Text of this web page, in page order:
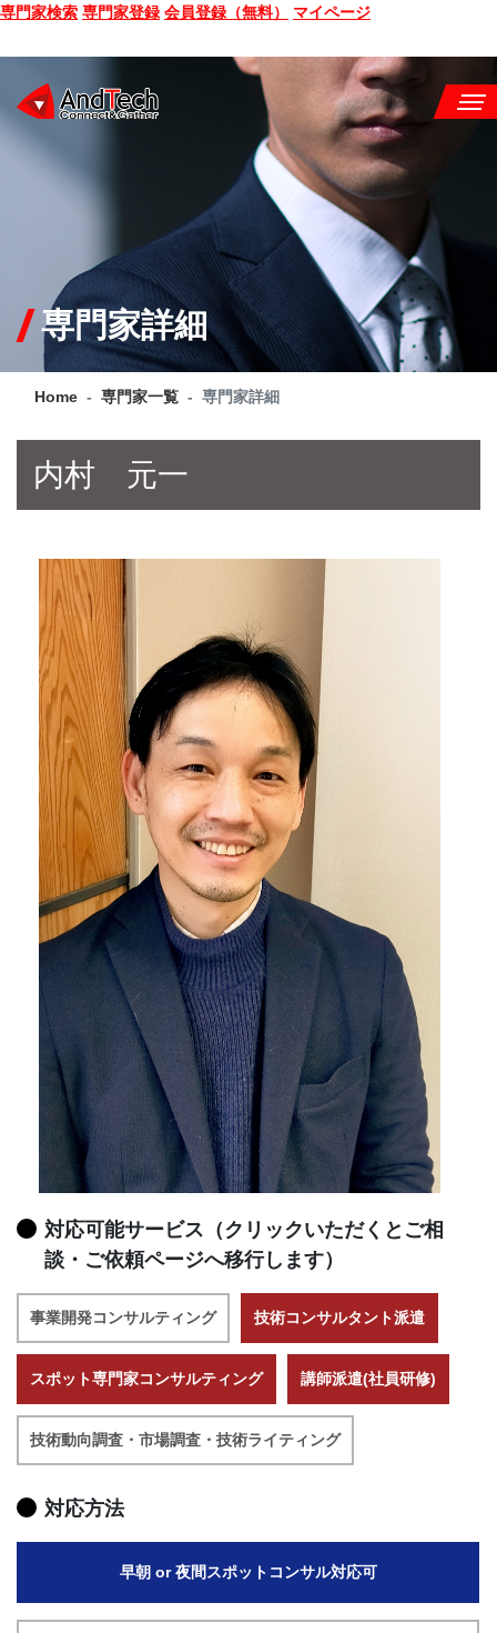
専門家検索 専門家登録 会員登録（無料） マイページ
CONSULTING
SERVICE
COMPANY
Q&A
専門家詳細
Home 専門家一覧 専門家詳細
内村 元一
対応可能サービス（クリックいただくとご相
談・ご依頼ページへ移行します）
事業開発コンサルティング 技術コンサルタント派遣
スポット専門家コンサルティング 講師派遣(社員研修)
技術動向調査・市場調査・技術ライティング
対応方法
早朝 or 夜間スポットコンサル対応可